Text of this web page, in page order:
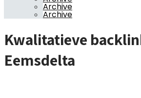
Archive
Archive
Kwalitatieve
Eemsdelta